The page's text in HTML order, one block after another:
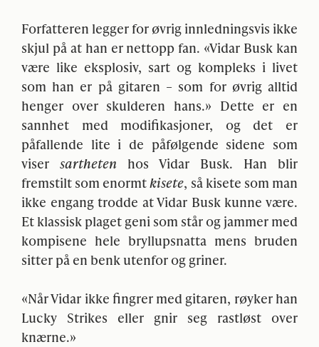
Forfatteren legger for øvrig innledningsvis ikke
skjul på at han er nettopp fan. «Vidar Busk kan
være like eksplosiv, sart og kompleks i livet
som han er på gitaren – som for øvrig alltid
henger over skulderen hans.» Dette er en
sannhet med modifikasjoner, og det er
påfallende lite i de påfølgende sidene som
viser sartheten hos Vidar Busk. Han blir
fremstilt som enormtkisete, så kisete som man
ikke engang trodde at Vidar Busk kunne være.
Et klassisk plaget geni som står og jammer med
kompisene hele bryllupsnatta mens bruden
sitter på en benk utenfor og griner.
«Når Vidar ikke fingrer med gitaren, røyker han
Lucky Strikes eller gnir seg rastløst over
knærne.»